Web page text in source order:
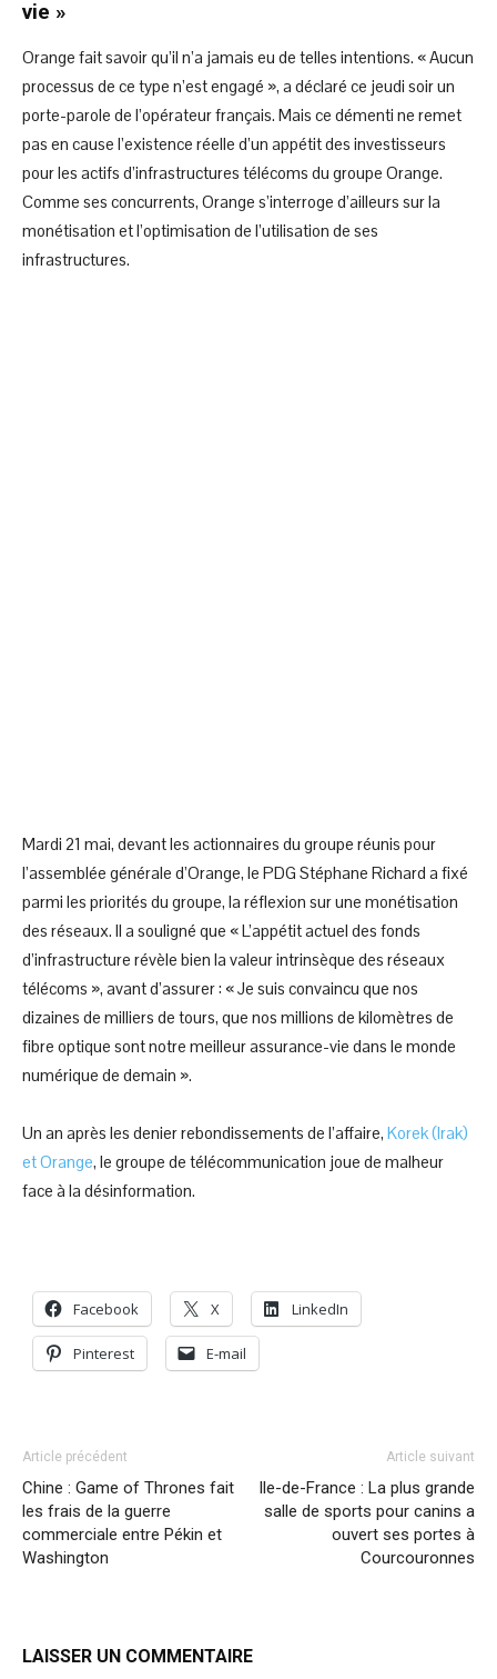
vie »
Orange fait savoir qu’il n’a jamais eu de telles intentions. « Aucun
processus de ce type n’est engagé », a déclaré ce jeudi soir un
porte-parole de l’opérateur français. Mais ce démenti ne remet
pas en cause l’existence réelle d’un appétit des investisseurs
pour les actifs d’infrastructures télécoms du groupe Orange.
Comme ses concurrents, Orange s’interroge d’ailleurs sur la
monétisation et l’optimisation de l’utilisation de ses
infrastructures.
Mardi 21 mai, devant les actionnaires du groupe réunis pour
l’assemblée générale d’Orange, le PDG Stéphane Richard a fixé
parmi les priorités du groupe, la réflexion sur une monétisation
des réseaux. Il a souligné que « L’appétit actuel des fonds
d’infrastructure révèle bien la valeur intrinsèque des réseaux
télécoms », avant d’assurer : « Je suis convaincu que nos
dizaines de milliers de tours, que nos millions de kilomètres de
fibre optique sont notre meilleur assurance-vie dans le monde
numérique de demain ».
Un an après les denier rebondissements de l’affaire, Korek (Irak)
et Orange, le groupe de télécommunication joue de malheur
face à la désinformation.
Facebook X LinkedIn
Pinterest E-mail
Article précédent
Chine : Game of Thrones fait
les frais de la guerre
commerciale entre Pékin et
Washington
Article suivant
Ile-de-France : La plus grande
salle de sports pour canins a
ouvert ses portes à
Courcouronnes
LAISSER UN COMMENTAIRE